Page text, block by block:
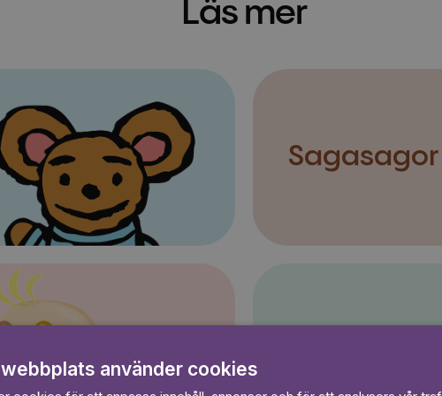
Läs mer
Sagasagor
webbplats använder cookies